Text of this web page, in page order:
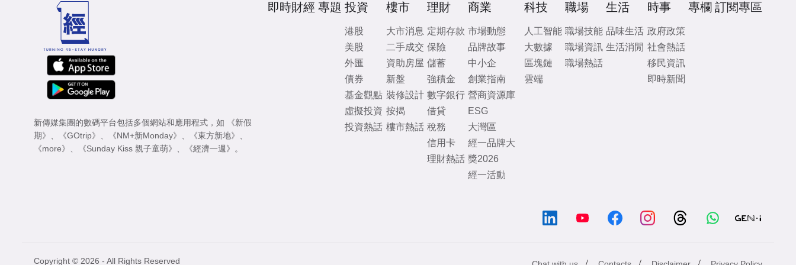
新傳媒集團的數碼平台包括多個網站和應用程式，如
《新假
期》
《GOtrip》 《NM+新Monday》 《東方新地》
《more》
《Sunday Kiss 親子童萌》 《經濟一週》 。
即時財經 專題 投資
港股
美股
外匯
債券
基金觀點
虛擬投資
投資熱話
樓市
大市消息
二手成交
資助房屋
新盤
裝修設計
按揭
樓市熱話
理財
定期存款
保險
儲蓄
強積金
數字銀行
借貸
稅務
信用卡
理財熱話
商業
市場動態
品牌故事
中小企
創業指南
營商資源庫
ESG
大灣區
經一品牌大
獎2026
經一活動
科技
人工智能
大數據
區塊鏈
雲端
職場
職場技能
職場資訊
職場熱話
生活
品味生活
生活消閒
時事
政府政策
社會熱話
移民資訊
即時新聞
專欄 訂閱專區
Copyright © 2026 - All Rights Reserved